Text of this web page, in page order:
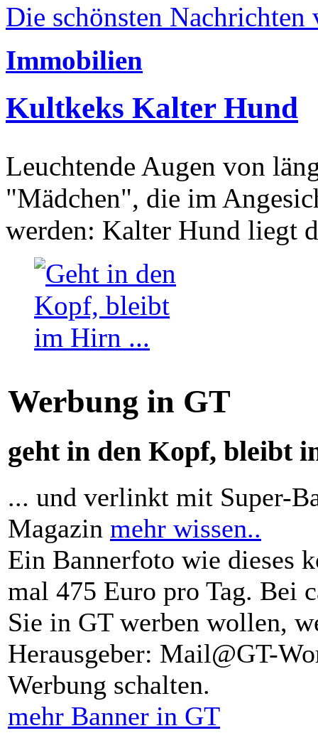
Die schönsten Nachrichten
Immobilien
Kultkeks Kalter Hund
Leuchtende Augen von
"Mädchen", die im
werden: Kalter Hund liegt
Werbung in GT
geht in den Kopf, bleibt
... und verlinkt mit Super-
Magazin mehr wissen..
Ein Bannerfoto wie dieses
mal 475 Euro pro Tag. Bei
Sie in GT werben wollen,
Herausgeber: Mail@GT-
Werbung schalten.
mehr Banner in GT